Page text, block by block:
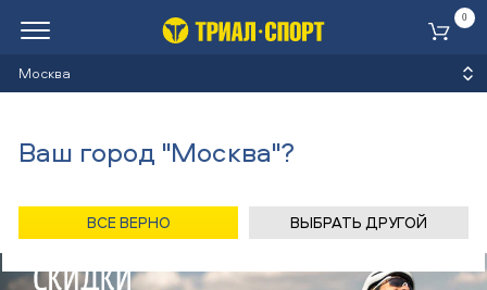
Москва
0
Ваш город "Москва"?
ВСЕ ВЕРНО ВЫБРАТЬ ДРУГОЙ